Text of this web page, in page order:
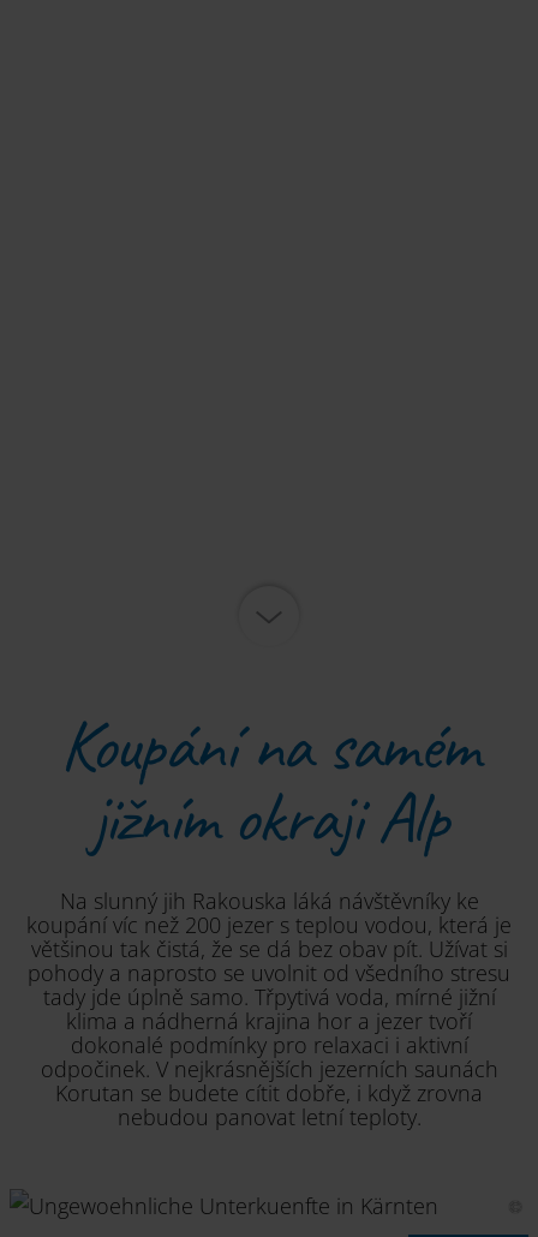
Koupání na samém
jižním okraji Alp
Na slunný jih Rakouska láká návštěvníky ke
koupání víc než 200 jezer s teplou vodou, která je
většinou tak čistá, že se dá bez obav pít. Užívat si
pohody a naprosto se uvolnit od všedního stresu
tady jde úplně samo. Třpytivá voda, mírné jižní
klima a nádherná krajina hor a jezer tvoří
dokonalé podmínky pro relaxaci i aktivní
odpočinek. V nejkrásnějších jezerních saunách
Korutan se budete cítit dobře, i když zrovna
nebudou panovat letní teploty.